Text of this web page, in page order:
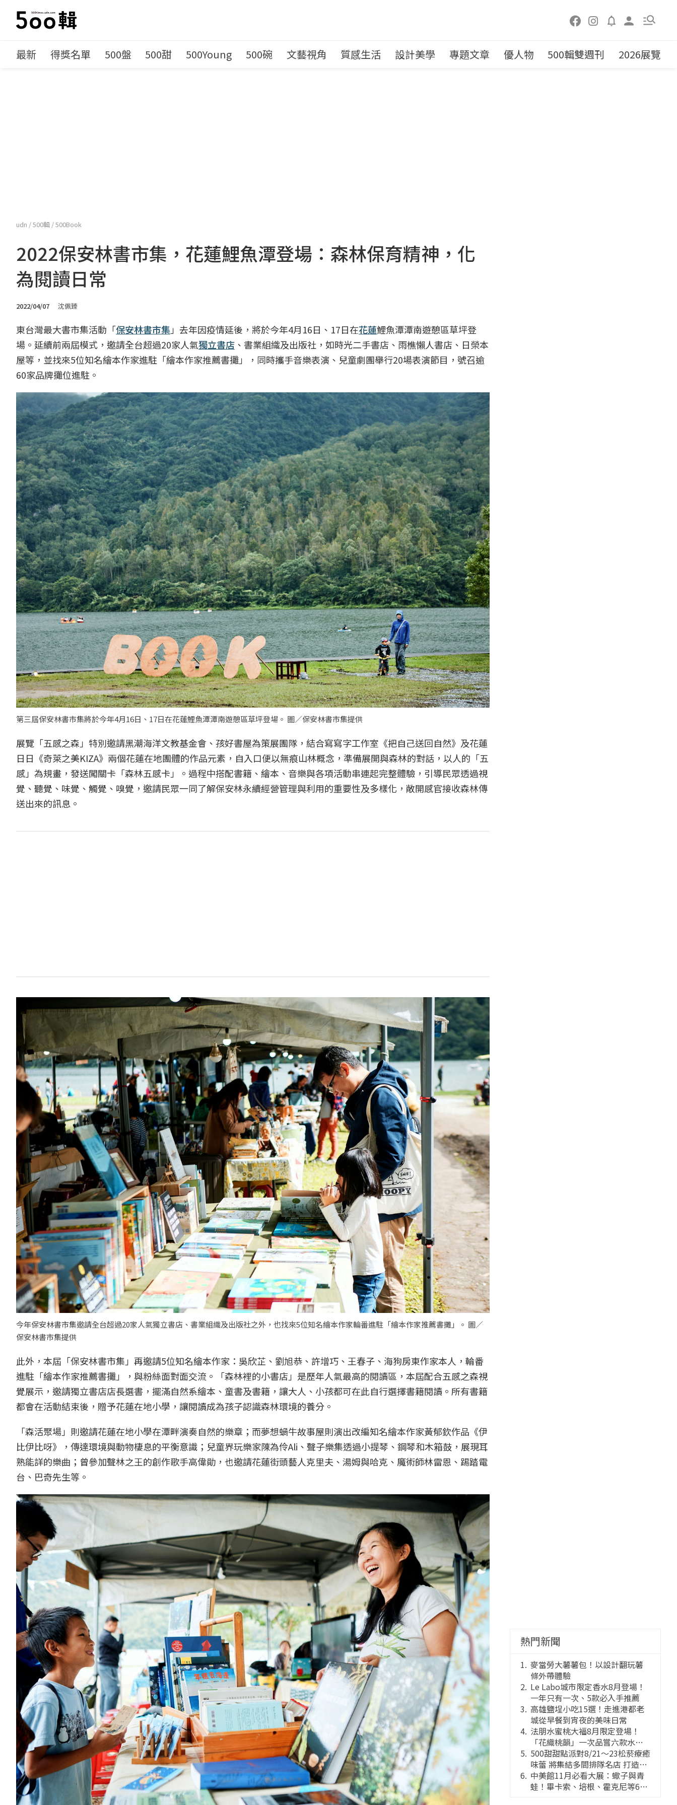
最新 得獎名單 500盤 500甜 500Young 500碗 文藝視角 質感生活 設計美學 專題文章 優人物 500輯雙週刊 2026展覽
udn /500輯 /500Book
2022保安林書市集，花蓮鯉魚潭登場：森林保育精神，化
為閱讀日常
2022/04/07 沈佩臻
東台灣最大書市集活動「保安林書市集」去年因疫情延後，將於今年4月16日、17日在花蓮鯉魚潭潭南遊憩區草坪登
場。延續前兩屆模式，邀請全台超過20家人氣獨立書店 、書業組織及出版社，如時光二手書店、雨樵懶人書店、日榮本
屋等，並找來5位知名繪本作家進駐「繪本作家推薦書攤」，同時攜手音樂表演、兒童劇團舉行20場表演節目，號召逾
60家品牌攤位進駐。
第三屆保安林書市集將於今年4月16日、17日在花蓮鯉魚潭潭南遊憩區草坪登場。 圖／保安林書市集提供
展覽「五感之森」特別邀請黑潮海洋文教基金會、孩好書屋為策展團隊，結合寫寫字工作室《把自己送回自然》及花蓮
日日《奇萊之美KIZA》兩個花蓮在地團體的作品元素，自入口便以無痕山林概念，準備展開與森林的對話，以人的「五
感」為規畫，發送闖關卡「森林五感卡」。過程中搭配書籍、繪本、音樂與各項活動串連起完整體驗，引導民眾透過視
覺、聽覺、味覺、觸覺、嗅覺，邀請民眾一同了解保安林永續經營管理與利用的重要性及多樣化，敞開感官接收森林傳
送出來的訊息。
今年保安林書市集邀請全台超過20家人氣獨立書店、書業組織及出版社之外，也找來5位知名繪本作家輪番進駐「繪本作家推薦書攤」。 圖／
保安林書市集提供
此外，本屆「保安林書市集」再邀請5位知名繪本作家：吳欣芷、劉旭恭、許增巧、王春子、海狗房東作家本人，輪番
進駐「繪本作家推薦書攤」，與粉絲面對面交流。「森林裡的小書店」是歷年人氣最高的閱讀區，本屆配合五感之森視
覺展示，邀請獨立書店店長選書，擺滿自然系繪本、童書及書籍，讓大人、小孩都可在此自行選擇書籍閱讀。所有書籍
都會在活動結束後，贈予花蓮在地小學，讓閱讀成為孩子認識森林環境的養分。
「森活聚場」則邀請花蓮在地小學在潭畔演奏自然的樂章；而夢想蝸牛故事屋則演出改編知名繪本作家黃郁欽作品《伊
比伊比呀》，傳達環境與動物棲息的平衡意識；兒童界玩樂家陳為伶Ali、聲子樂集透過小提琴、鋼琴和木箱鼓，展現耳
熟能詳的樂曲；曾參加聲林之王的創作歌手高偉勛，也邀請花蓮街頭藝人克里夫、湯姆與哈克、魔術師林雷恩、踢踏電
台、巴奇先生等。
熱門新聞
麥當勞大薯薯包！以設計翻玩薯
條外帶體驗
Le Labo城市限定香水8月登場！
一年只有一次、5款必入手推薦
高雄鹽埕小吃15選！走進港都老
城從早餐到宵夜的美味日常
法朋水蜜桃大福8月限定登場！
「花織桃韻」一次品嘗六款水蜜
桃花果大福
500甜甜點派對8/21～23松菸療癒
味蕾 將集結多間排隊名店 打造靈
感創意的舞台
中美館11月必看大展：蠍子與青
蛙！畢卡索、培根、霍克尼等66